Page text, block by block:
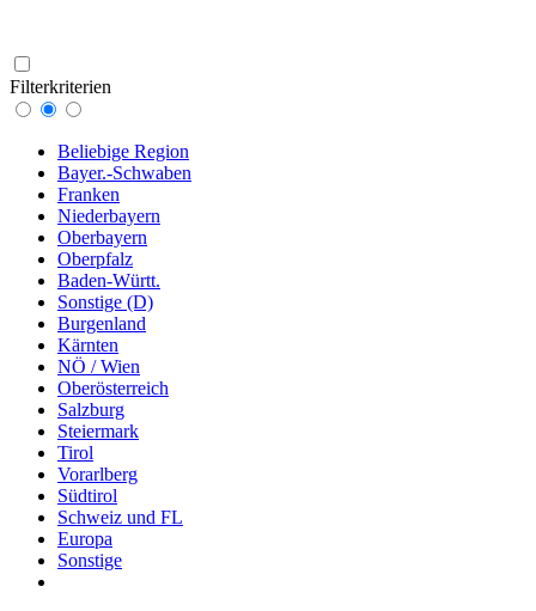
Filterkriterien
Beliebige Region
Bayer.-Schwaben
Franken
Niederbayern
Oberbayern
Oberpfalz
Baden-Württ.
Sonstige (D)
Burgenland
Kärnten
NÖ / Wien
Oberösterreich
Salzburg
Steiermark
Tirol
Vorarlberg
Südtirol
Schweiz und FL
Europa
Sonstige